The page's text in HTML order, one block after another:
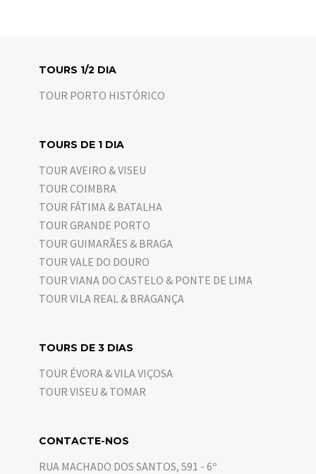
TOURS 1/2 DIA
TOUR PORTO HISTÓRICO
TOURS DE 1 DIA
TOUR AVEIRO & VISEU
TOUR COIMBRA
TOUR FÁTIMA & BATALHA
TOUR GRANDE PORTO
TOUR GUIMARÃES & BRAGA
TOUR VALE DO DOURO
TOUR VIANA DO CASTELO & PONTE DE LIMA
TOUR VILA REAL & BRAGANÇA
TOURS DE 3 DIAS
TOUR ÉVORA & VILA VIÇOSA
TOUR VISEU & TOMAR
CONTACTE-NOS
RUA MACHADO DOS SANTOS, 591 - 6º